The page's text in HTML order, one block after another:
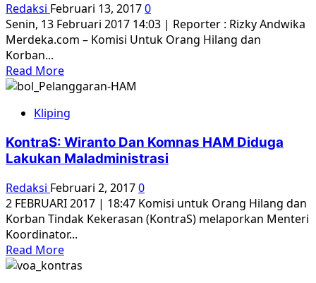
rekonsiliasi
kasus
HAM
Redaksi Februari 13, 20170
Senin, 13 Februari 2017 14:03 | Reporter : Rizky Andwika
Merdeka.com – Komisi Untuk Orang Hilang dan
Korban...
Read MoreRead
more
Sambangi
KontraS
tolak
Dewan
Kerukunan
Nasional
Kliping
KontraS: Wiranto Dan Komnas HAM Diduga
Lakukan Maladministrasi
Redaksi Februari 2, 20170
2 FEBRUARI 2017 | 18:47 Komisi untuk Orang Hilang dan
Korban Tindak Kekerasan (KontraS) melaporkan Menteri
Koordinator...
Read MoreRead
more